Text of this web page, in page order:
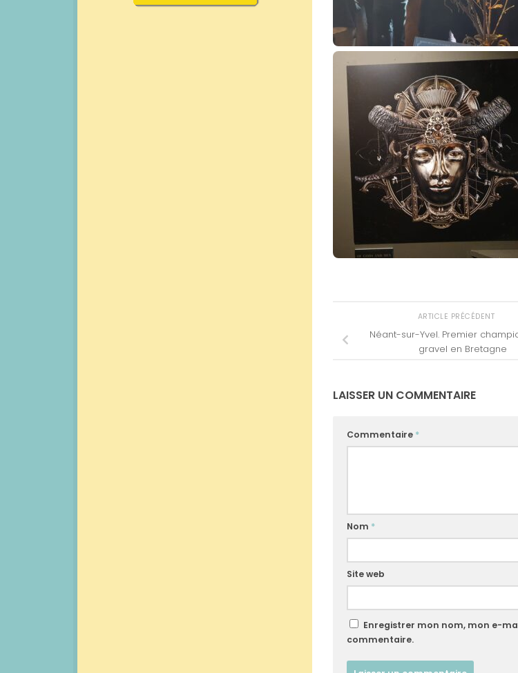
ARTICLE PRÉCÉDENT
Néant-sur-Yvel. Premier
gravel en Bretagne
LAISSER UN COMMENTAIRE
Commentaire *
Nom *
Site web
Enregistrer mon nom, mon e-
commentaire.